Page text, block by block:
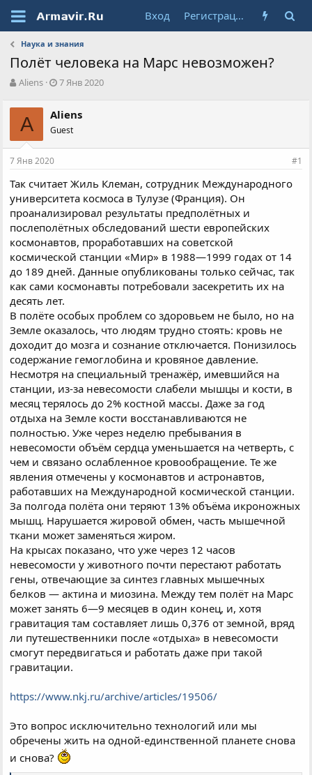
Вход Регистрация
Наука и знания
Полёт человека на Марс невозможен?
А
т
р
т
е
ы
Aliens
Д
а
н
л
а
7 Янв 2020
A Aliens
Guest
7 Янв 2020 #1
Так считает Жиль Клеман, сотрудник Международного
университета космоса в Тулузе (Франция). Он
проанализировал результаты предполётных и
послеполётных обследований шести европейских
космонавтов, проработавших на советской
космической станции «Мир» в 1988—1999 годах от 14
до 189 дней. Данные опубликованы только сейчас, так
как сами космонавты потребовали засекретить их на
десять лет.
В полёте особых проблем со здоровьем не было, но на
Земле оказалось, что людям трудно стоять: кровь не
доходит до мозга и сознание отключается. Понизилось
содержание гемоглобина и кровяное давление.
Несмотря на специальный тренажёр, имевшийся на
станции, из-за невесомости слабели мышцы и кости, в
месяц терялось до 2% костной массы. Даже за год
отдыха на Земле кости восстанавливаются не
полностью. Уже через неделю пребывания в
невесомости объём сердца уменьшается на четверть, с
чем и связано ослабленное кровообращение. Те же
явления отмечены у космонавтов и астронавтов,
работавших на Международной космической станции.
За полгода полёта они теряют 13% объёма икроножных
мышц. Нарушается жировой обмен, часть мышечной
ткани может заменяться жиром.
На крысах показано, что уже через 12 часов
невесомости у животного почти перестают работать
гены, отвечающие за синтез главных мышечных
белков — актина и миозина. Между тем полёт на Марс
может занять 6—9 месяцев в один конец, и, хотя
гравитация там составляет лишь 0,376 от земной, вряд
ли путешественники после «отдыха» в невесомости
смогут передвигаться и работать даже при такой
гравитации.
https://www.nkj.ru/archive/articles/19506/
Это вопрос исключительно технологий или мы
обречены жить на одной-единственной планете снова
и снова?